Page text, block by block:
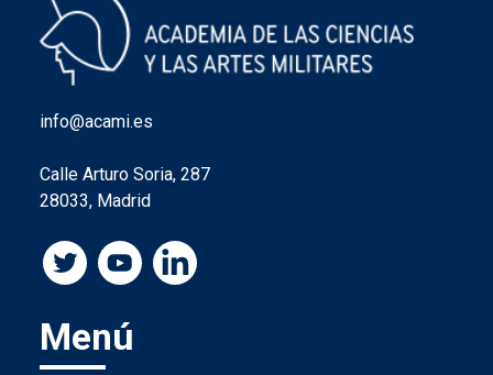
info@acami.es
Calle Arturo Soria, 287
28033, Madrid
Menú